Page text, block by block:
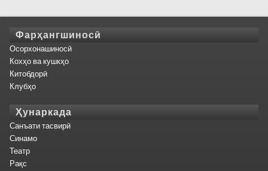
Фарҳангшиносӣ
Осорхонашиносӣ
Кохҳо ва кушкҳо
Китобдорӣ
Клубҳо
Ҳунаркада
Санъати тасвирӣ
Синамо
Театр
Рақс